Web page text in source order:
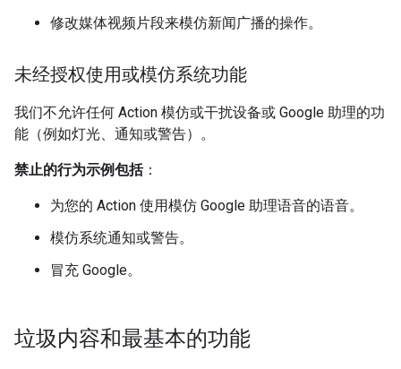
修改媒体视频片段来模仿新闻广播的操作。
未经授权使用或模仿系统功能
我们不允许任何 Action 模仿或干扰设备或 Google 助理的功
能（例如灯光、通知或警告）。
禁止的行为示例包括：
为您的 Action 使用模仿 Google 助理语音的语音。
模仿系统通知或警告。
冒充 Google。
垃圾内容和最基本的功能